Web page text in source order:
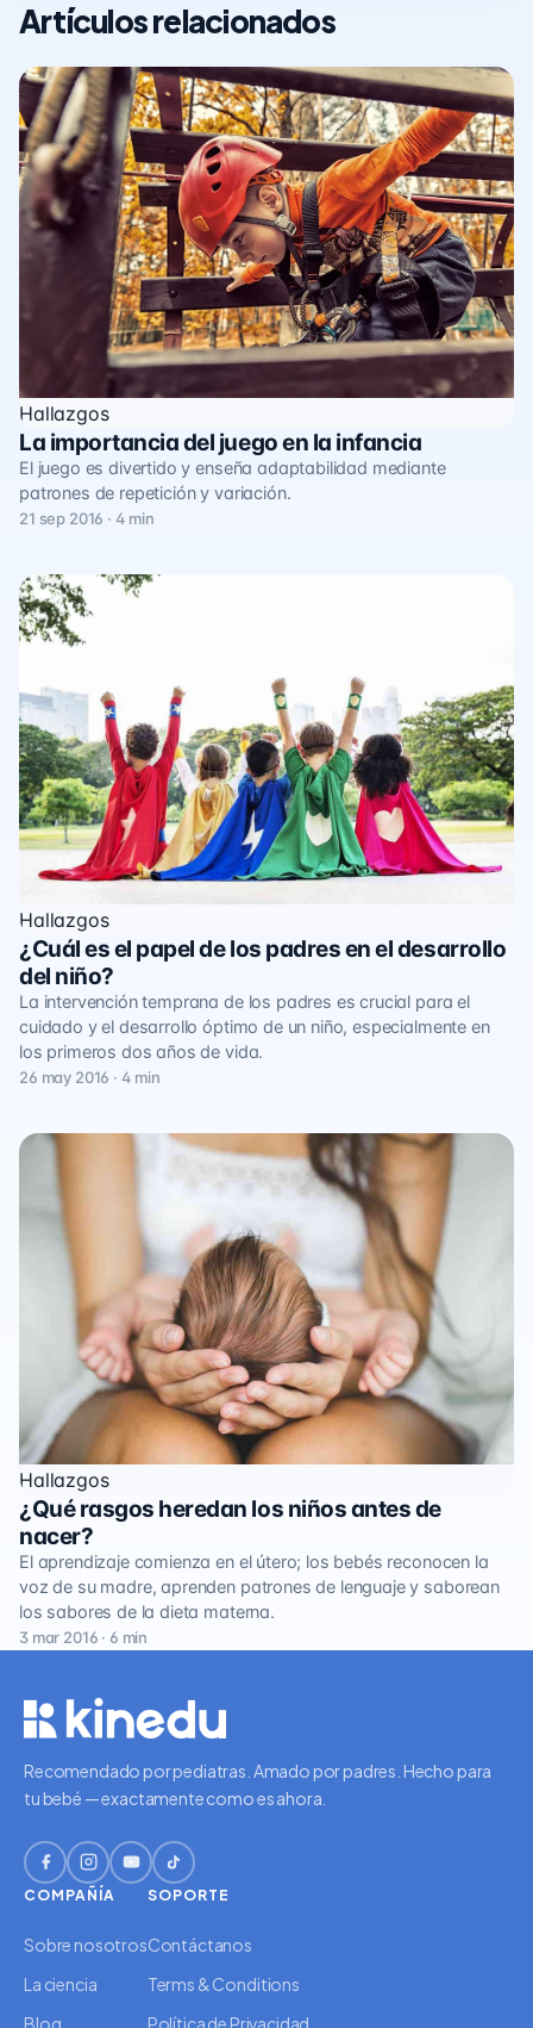
Artículos relacionados
Hallazgos
La importancia del juego en la infancia
El juego es divertido y enseña adaptabilidad mediante
patrones de repetición y variación.
21 sep 2016 · 4 min
Hallazgos
¿Cuál es el papel de los padres en el desarrollo
del niño?
La intervención temprana de los padres es crucial para el
cuidado y el desarrollo óptimo de un niño, especialmente en
los primeros dos años de vida.
26 may 2016 · 4 min
Hallazgos
¿Qué rasgos heredan los niños antes de
nacer?
El aprendizaje comienza en el útero; los bebés reconocen la
voz de su madre, aprenden patrones de lenguaje y saborean
los sabores de la dieta materna.
3 mar 2016 · 6 min
Recomendado por pediatras. Amado por padres. Hecho para
tu bebé — exactamente como es ahora.
COMPAÑÍA
Sobre nosotros
La ciencia
Blog
SOPORTE
Contáctanos
Terms & Conditions
Política de Privacidad